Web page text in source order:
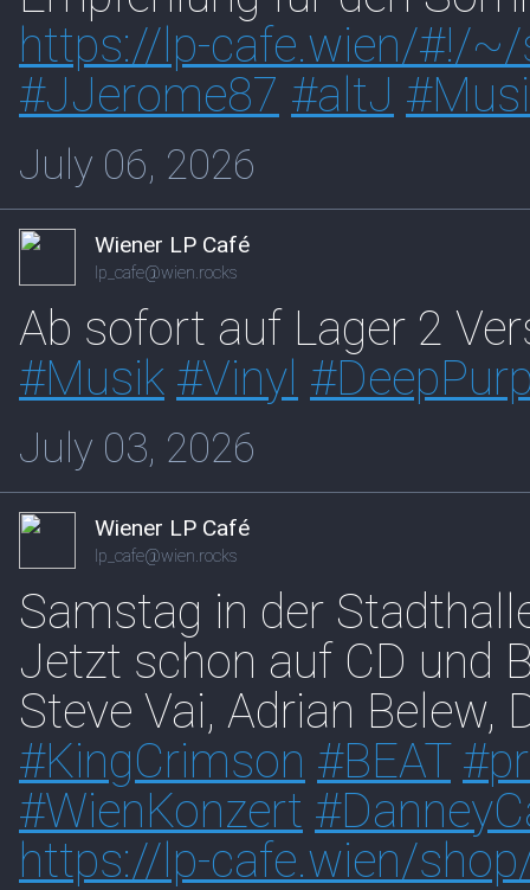
https:// lp-cafe.wien/#!/
#JJerome87 #altJ #
July 06, 2026
Wiener LP Café
lp_cafe@wien.rocks
Ab sofort auf Lager 2
#Musik #Vinyl #
July 03, 2026
Wiener LP Café
lp_cafe@wien.rocks
Samstag in der
Jetzt schon auf CD und
Steve Vai, Adrian Belew,
#KingCrimson #BEAT #
#WienKonzert #
https:// lp-cafe.wien/